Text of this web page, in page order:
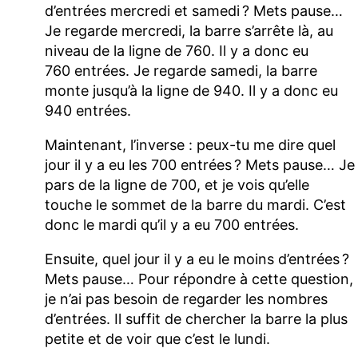
d’entrées mercredi et samedi ? Mets pause…
Je regarde mercredi, la barre s’arrête là, au
niveau de la ligne de 760. Il y a donc eu
760 entrées. Je regarde samedi, la barre
monte jusqu’à la ligne de 940. Il y a donc eu
940 entrées.
Maintenant, l’inverse : peux-tu me dire quel
jour il y a eu les 700 entrées ? Mets pause… Je
pars de la ligne de 700, et je vois qu’elle
touche le sommet de la barre du mardi. C’est
donc le mardi qu’il y a eu 700 entrées.
Ensuite, quel jour il y a eu le moins d’entrées ?
Mets pause… Pour répondre à cette question,
je n’ai pas besoin de regarder les nombres
d’entrées. Il suffit de chercher la barre la plus
petite et de voir que c’est le lundi.